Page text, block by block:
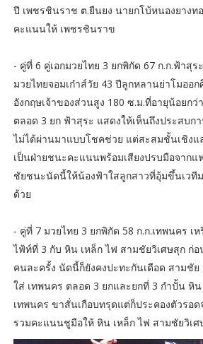
ปี เพชรชินราช ต.ยืนยง นายกโบ้หนองยางท
คะแนนให้ เพชรชินราข
- คู่ที่ 6 คู่เอกมวยไทย 3 ยกพิกัด 67 ก.ก.ฟ้าสุร
มวยไทยจอมเก๋าส์วัย 43 ปีลูกหลานย่าโมออ
อังกฤษเจ้าของส่วนสูง 180 ซ.ม.ที่อายุน้อยก
ตลอด 3 ยก ฟ้าสุระ แสดงให้เห็นถึงประสบก
ไม่ได้ผ่านมาแบบโชคช่วย แต่สะสมชั้นเชิงแ
เป็นฝ่ายชนะคะแนนพร้อมเสียงปรบมือจากแ
ชัยชนะนัดนี้ให้น้องฟ้าใสลูกสาวที่อุ้มขึ้นเวที
ด้วย
- คู่ที่ 7 มวยไทย 3 ยกพิกัด 58 ก.ก.เทพนคร เ
ไฟ้ท์ที่ 3 กับ หิน เหล็ก ไฟ สามชัยวิเศษสุก ก่
คนละครั้ง นัดนี้ก็ยังคงปะทะกันเดือด สามชั
ใส่ เทพนคร ตลอด 3 ยกและยกที่ 3 กำปั้น หิ
เทพนคร ขาสั่นเกือบทรุดแต่ก็ประคองตัวรอ
รวมคะแนนชูมือให้ หิน เหล็ก ไฟ สามชัยวิเ